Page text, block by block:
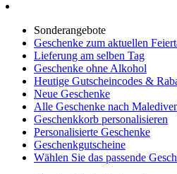
Sonderangebote
Geschenke zum aktuellen
Lieferung am selben Tag
Geschenke ohne Alkohol
Heutige Gutscheincodes &
Neue Geschenke
Alle Geschenke nach
Geschenkkorb personalisieren
Personalisierte Geschenke
Geschenkgutscheine
Wählen Sie das passende